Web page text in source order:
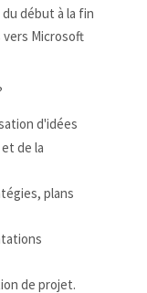
début à la fin
Microsoft
d'idées
de la
plans
de projet.